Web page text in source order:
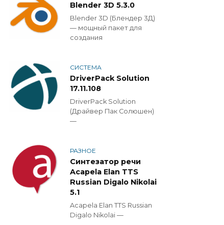
Blender 3D 5.3.0
Blender 3D (Блендер 3Д)
— мощный пакет для
создания
СИСТЕМА
DriverPack Solution
17.11.108
DriverPack Solution
(Драйвер Пак Солюшен)
—
РАЗНОЕ
Синтезатор речи
Acapela Elan TTS
Russian Digalo Nikolai
5.1
Acapela Elan TTS Russian
Digalo Nikolai —